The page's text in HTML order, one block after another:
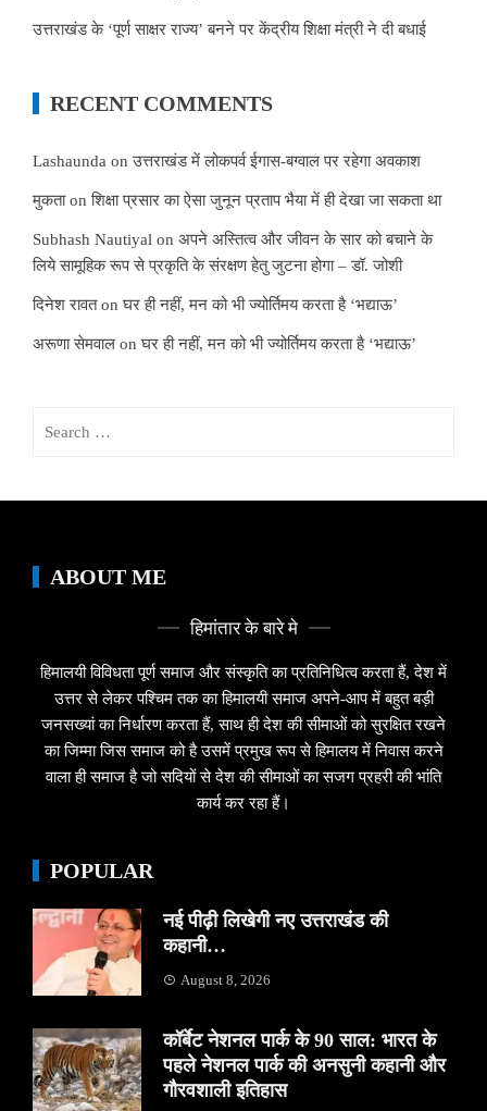
उत्तराखंड के ‘पूर्ण साक्षर राज्य’ बनने पर केंद्रीय शिक्षा मंत्री ने दी बधाई
RECENT COMMENTS
Lashaunda onउत्तराखंड में लोकपर्व ईगास-बग्वाल पर रहेगा अवकाश
मुकताonशिक्षा प्रसार का ऐसा जुनून प्रताप भैया में ही देखा जा सकता था
Subhash Nautiyal on अपने अस्तित्व और जीवन के सार को बचाने के
लिये सामूहिक रूप से प्रकृति के संरक्षण हेतु जुटना होगा – डॉ. जोशी
दिनेश रावतonघर ही नहीं, मन को भी ज्योर्तिमय करता है ‘भद्याऊ’
अरूणा सेमवाल onघर ही नहीं, मन को भी ज्योर्तिमय करता है ‘भद्याऊ’
ABOUT ME
हिमांतार के बारे मे
हिमालयी विविधता पूर्ण समाज और संस्कृति का प्रतिनिधित्व करता हैं, देश में
उत्तर से लेकर पश्चिम तक का हिमालयी समाज अपने-आप में बहुत बड़ी
जनसख्यां का निर्धारण करता हैं, साथ ही देश की सीमाओं को सुरक्षित रखने
का जिम्मा जिस समाज को है उसमें प्रमुख रूप से हिमालय में निवास करने
वाला ही समाज है जो सदियों से देश की सीमाओं का सजग प्रहरी की भांति
कार्य कर रहा हैं।
POPULAR
नई पीढ़ी लिखेगी नए उत्तराखंड की
कहानी…
August 8, 2026
कॉर्बेट नेशनल पार्क के 90 साल: भारत के
पहले नेशनल पार्क की अनसुनी कहानी और
गौरवशाली इतिहास